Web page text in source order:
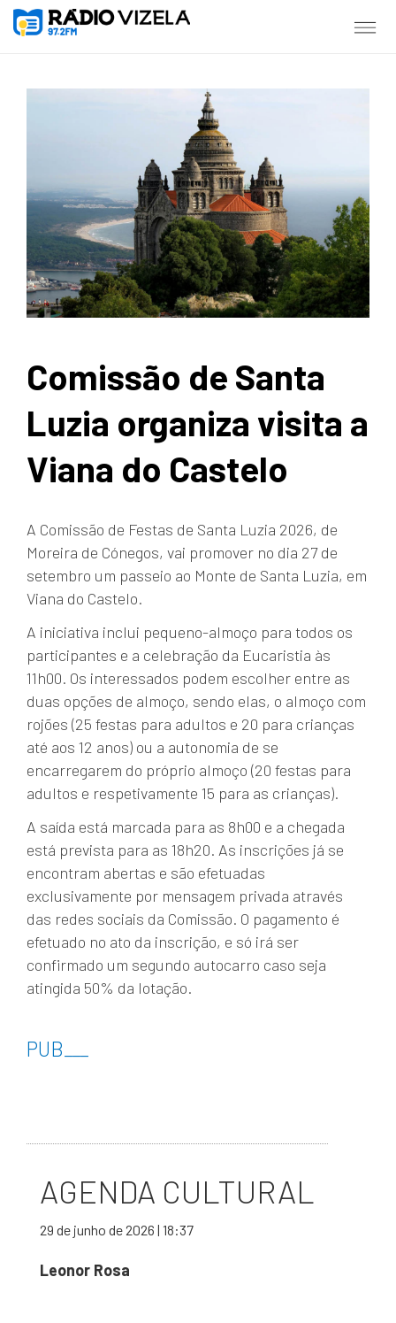
Comissão de Santa
Luzia organiza visita a
Viana do Castelo
A Comissão de Festas de Santa Luzia 2026, de
Moreira de Cónegos, vai promover no dia 27 de
setembro um passeio ao Monte de Santa Luzia, em
Viana do Castelo.
A iniciativa inclui pequeno-almoço para todos os
participantes e a celebração da Eucaristia às
11h00. Os interessados podem escolher entre as
duas opções de almoço, sendo elas, o almoço com
rojões (25 festas para adultos e 20 para crianças
até aos 12 anos) ou a autonomia de se
encarregarem do próprio almoço (20 festas para
adultos e respetivamente 15 para as crianças).
A saída está marcada para as 8h00 e a chegada
está prevista para as 18h20. As inscrições já se
encontram abertas e são efetuadas
exclusivamente por mensagem privada através
das redes sociais da Comissão. O pagamento é
efetuado no ato da inscrição, e só irá ser
confirmado um segundo autocarro caso seja
atingida 50% da lotação.
PUB
AGENDA CULTURAL
29 de junho de 2026 | 18:37
Leonor Rosa